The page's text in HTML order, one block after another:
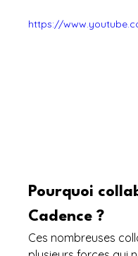
https://
Pourquoi
Cadence ?
Ces nombreuses